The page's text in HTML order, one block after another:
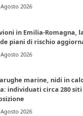
2026
in Emilia-Romagna,
piani di rischio
2026
marine, nidi in
individuati circa 280 siti
2026